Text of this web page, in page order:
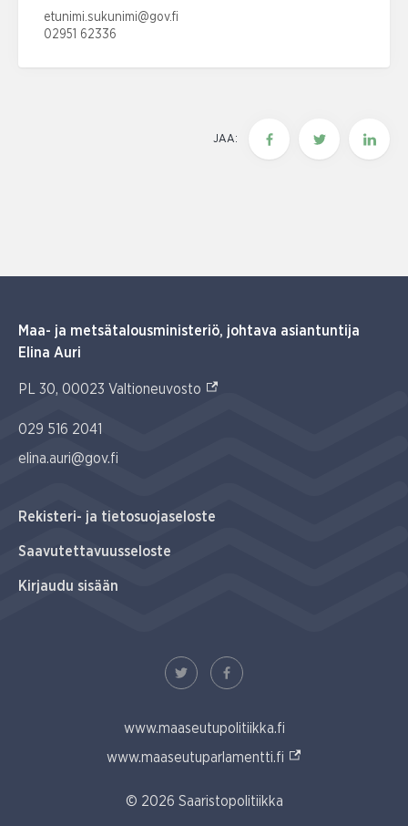
Sähköpostiosoite:
etunimi.sukunimi@gov.fi
Puhelinnumero:
02951 62336
JAA:
Maa- ja metsätalousministeriö, johtava asiantuntija
Elina Auri
PL 30, 00023 Valtioneuvosto (Ulkoinen linkki)
029 516 2041
elina.auri@gov.fi
Rekisteri- ja tietosuojaseloste
Saavutettavuusseloste
Kirjaudu sisään
© 2026 Saaristopolitiikka
www.maaseutupolitiikka.fi
www.maaseutuparlamentti.fi (Ulkoinen linkki)